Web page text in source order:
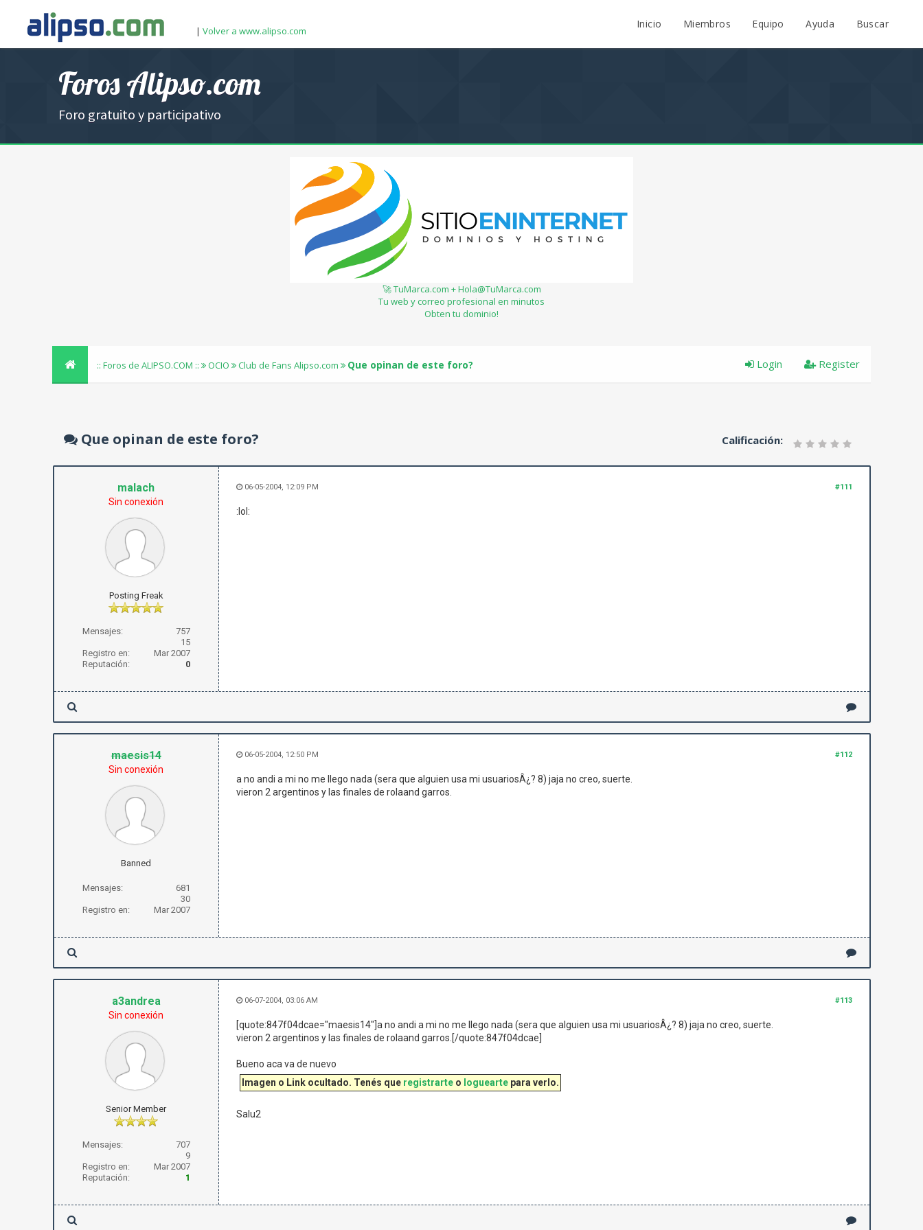
| Volver a www.alipso.com
Inicio Miembros Equipo Ayuda Buscar
Foros Alipso.com
Foro gratuito y participativo
🚀 TuMarca.com + Hola@TuMarca.com
Tu web y correo profesional en minutos
Obten tu dominio!
:: Foros de ALIPSO.COM :: OCIO Club de Fans Alipso.com Que opinan de este foro? Register
Login
Calificación:
Que opinan de este foro?
malach
Sin conexión
Posting Freak
Mensajes:
757
15
Registro en:
Mar 2007
Reputación:
0
#111
06-05-2004, 12:09 PM
:lol:
maesis14
Sin conexión
Banned
Mensajes:
681
30
Registro en:
Mar 2007
#112
06-05-2004, 12:50 PM
a no andi a mi no me llego nada (sera que alguien usa mi usuariosÂ¿? 8) jaja no creo, suerte.
vieron 2 argentinos y las finales de rolaand garros.
a3andrea
Sin conexión
Senior Member
Mensajes:
707
9
Registro en:
Mar 2007
Reputación:
1
#113
06-07-2004, 03:06 AM
[quote:847f04dcae="maesis14"]a no andi a mi no me llego nada (sera que alguien usa mi usuariosÂ¿? 8) jaja no creo, suerte.
vieron 2 argentinos y las finales de rolaand garros.[/quote:847f04dcae]
Bueno aca va de nuevo
Imagen o Link ocultado. Tenés que registrarteo logueartepara verlo.
Salu2